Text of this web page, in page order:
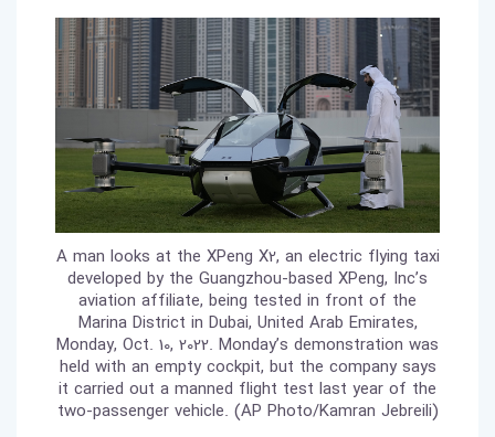
A man looks at the XPeng X2, an electric flying taxi
developed by the Guangzhou-based XPeng, Inc’s
aviation affiliate, being tested in front of the
Marina District in Dubai, United Arab Emirates,
Monday, Oct. 10, 2022. Monday’s demonstration was
held with an empty cockpit, but the company says
it carried out a manned flight test last year of the
two-passenger vehicle. (AP Photo/Kamran Jebreili)